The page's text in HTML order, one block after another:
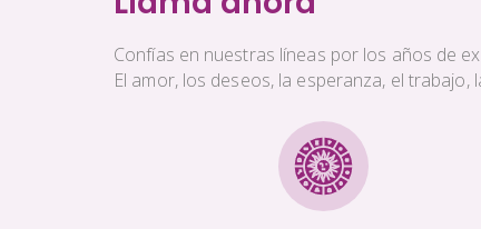
Confías en nuestras líneas por los años de
El amor, los deseos, la esperanza, el